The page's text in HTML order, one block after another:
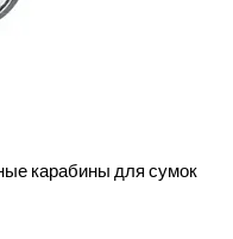
карабины для сумок